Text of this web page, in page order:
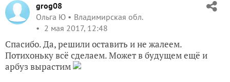
grog08
Ольга Ю
Владимирская обл.
2 мая 2017, 12:48
Спасибо. Да, решили оставить и не жалеем.
Потихоньку всё сделаем. Может в будущем ещё и
арбуз вырастим